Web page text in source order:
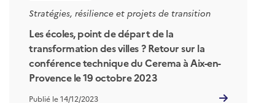
Stratégies, résilience et projets de transition
Les écoles, point de départ de la
transformation des villes ? Retour sur la
conférence technique du Cerema à Aix-en-
Provence le 19 octobre 2023
Publié le 14/12/2023